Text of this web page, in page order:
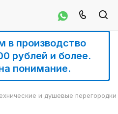
производство
рублей и более.
понимание.
и душевые перегородки